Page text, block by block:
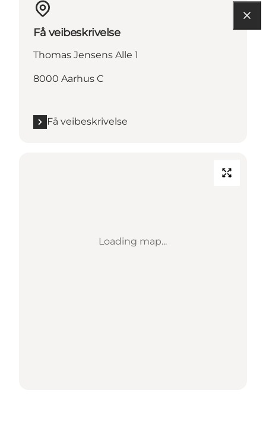
Få veibeskrivelse
Thomas Jensens Alle 1
8000 Aarhus C
Få veibeskrivelse
Loading map...